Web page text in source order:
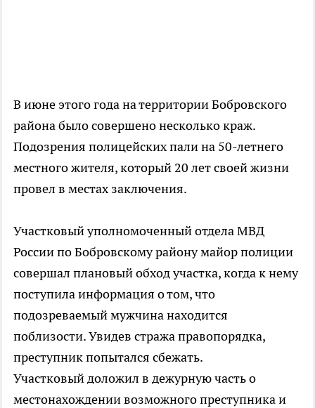
В июне этого года на территории Бобровского
района было совершено несколько краж.
Подозрения полицейских пали на 50-летнего
местного жителя, который 20 лет своей жизни
провел в местах заключения.
Участковый уполномоченный отдела МВД
России по Бобровскому району майор полиции
совершал плановый обход участка, когда к нему
поступила информация о том, что
подозреваемый мужчина находится
поблизости. Увидев стража правопорядка,
преступник попытался сбежать.
Участковый доложил в дежурную часть о
местонахождении возможного преступника и